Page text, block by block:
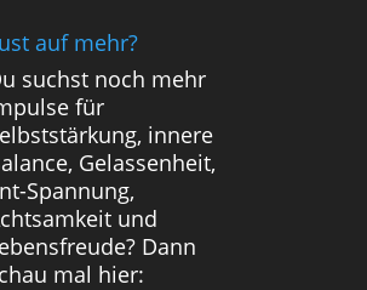
auf mehr?
suchst noch mehr
für
innere
Gelassenheit,
Spannung,
und
Dann
mal hier: